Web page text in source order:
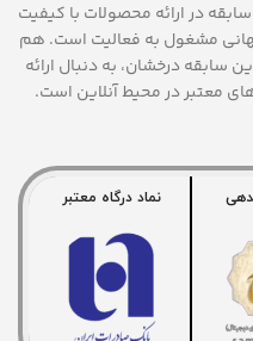
موتور با بیش از 18 سال سابقه در ارائه محصولات با کيفيت
جهانی مشغول به فعاليت است. هم
سابقه درخشان، به دنبال ارائه
معتبر در محيط آنلاين است.
نماد درگاه معتبر